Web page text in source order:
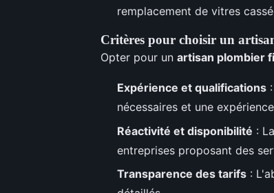
remplacement de vitres
Critères pour choisir un
Opter pour un artisan plombier
Expérience et qualifications
nécessaires et une
Réactivité et disponibilité :
entreprises proposant des
Transparence des tarifs :